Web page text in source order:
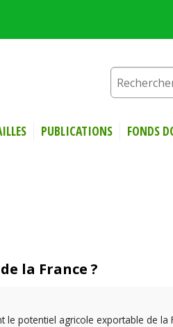
PUBLICATIONS FONDS
la France ?
potentiel agricole exportable de la